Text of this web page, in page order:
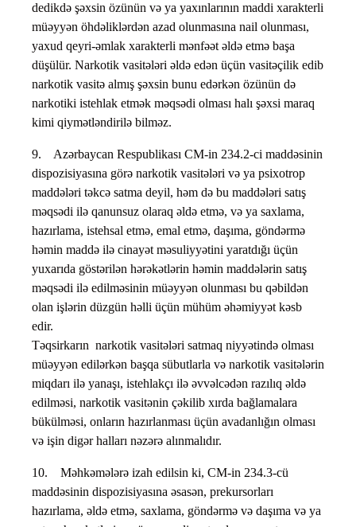
dedikdə şəxsin özünün və ya yaxınlarının maddi xarakterli
müəyyən öhdəliklərdən azad olunmasına nail olunması,
yaxud qeyri-əmlak xarakterli mənfəət əldə etmə başa
düşülür. Narkotik vasitələri əldə edən üçün vasitəçilik edib
narkotik vasitə almış şəxsin bunu edərkən özünün də
narkotiki istehlak etmək məqsədi olması halı şəxsi maraq
kimi qiymətləndirilə bilməz.
9. Azərbaycan Respublikası CM-in 234.2-ci maddəsinin
dispozisiyasına görə narkotik vasitələri və ya psixotrop
maddələri təkcə satma deyil, həm də bu maddələri satış
məqsədi ilə qanunsuz olaraq əldə etmə, və ya saxlama,
hazırlama, istehsal etmə, emal etmə, daşıma, göndərmə
həmin maddə ilə cinayət məsuliyyətini yaratdığı üçün
yuxarıda göstərilən hərəkətlərin həmin maddələrin satış
məqsədi ilə edilməsinin müəyyən olunması bu qəbildən
olan işlərin düzgün həlli üçün mühüm əhəmiyyət kəsb
edir.
Təqsirkarın narkotik vasitələri satmaq niyyətində olması
müəyyən edilərkən başqa sübutlarla və narkotik vasitələrin
miqdarı ilə yanaşı, istehlakçı ilə əvvəlcədən razılıq əldə
edilməsi, narkotik vasitənin çəkilib xırda bağlamalara
bükülməsi, onların hazırlanması üçün avadanlığın olması
və işin digər halları nəzərə alınmalıdır.
10. Məhkəmələrə izah edilsin ki, CM-in 234.3-cü
maddəsinin dispozisiyasına əsasən, prekursorları
hazırlama, əldə etmə, saxlama, göndərmə və daşıma və ya